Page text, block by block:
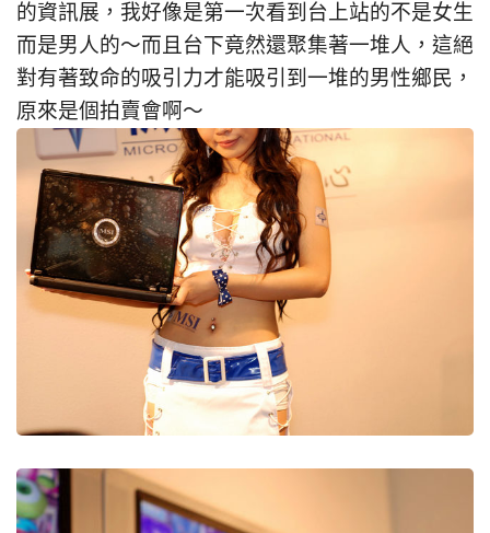
的資訊展，我好像是第一次看到台上站的不是女生
而是男人的～而且台下竟然還聚集著一堆人，這絕
對有著致命的吸引力才能吸引到一堆的男性鄉民，
原來是個拍賣會啊～